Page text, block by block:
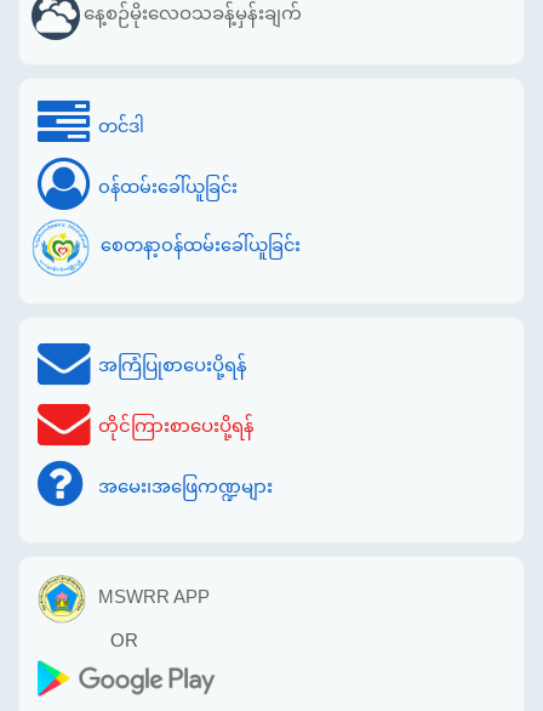
နေ့စဉ်မိုးလေဝသခန့်မှန်းချက်
တင်ဒါ
ဝန်ထမ်းခေါ်ယူခြင်း
စေတနာ့ဝန်ထမ်းခေါ်ယူခြင်း
အကြံပြုစာပေးပို့ရန်
တိုင်ကြားစာပေးပို့ရန်
အမေး၊အဖြေကဏ္ဍများ
MSWRR APP
OR